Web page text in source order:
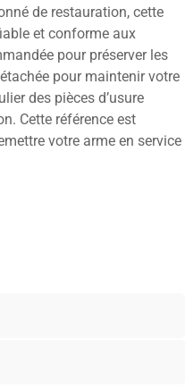
de restauration, cette
et conforme aux
pour préserver les
pour maintenir votre
des pièces d’usure
Cette référence est
votre arme en service